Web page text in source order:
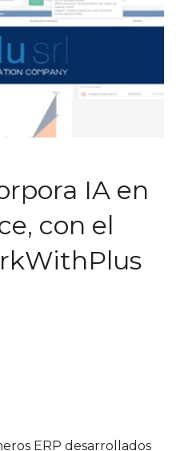
IA en
con el
ERP desarrollados